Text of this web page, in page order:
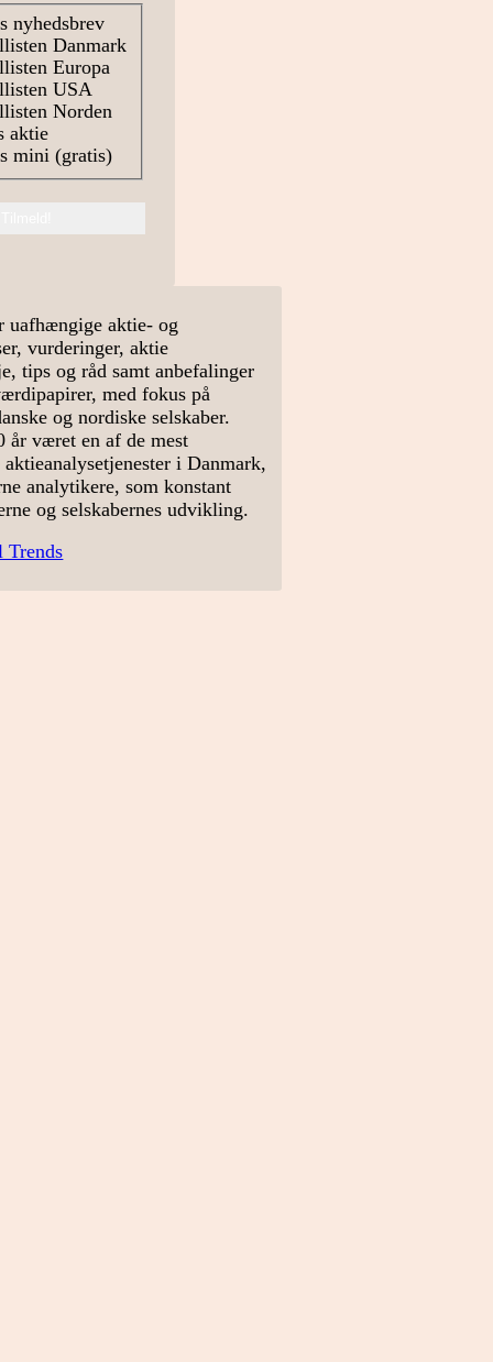
nyhedsbrev
Danmark
Europa
USA
Norden
aktie
mini (gratis)
uafhængige aktie- og
vurderinger, aktie
tips og råd samt anbefalinger
med fokus på
og nordiske selskaber.
år været en af de mest
aktieanalysetjenester i Danmark,
analytikere, som konstant
og selskabernes udvikling.
Trends